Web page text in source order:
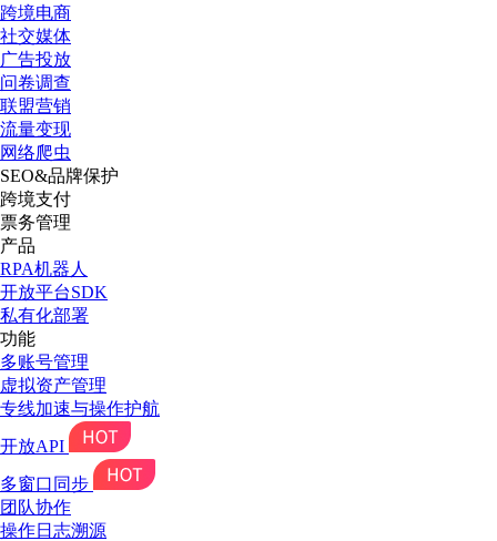
跨境电商
社交媒体
广告投放
问卷调查
联盟营销
流量变现
网络爬虫
SEO&品牌保护
跨境支付
票务管理
产品
RPA机器人
开放平台SDK
私有化部署
功能
多账号管理
虚拟资产管理
专线加速与操作护航
开放API
多窗口同步
团队协作
操作日志溯源